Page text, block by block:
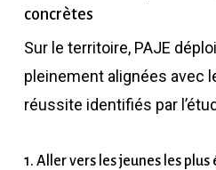
concrètes
Sur le territoire, PAJE
pleinement alignées avec
réussite identifiés par
1. Aller vers les jeunes les plus